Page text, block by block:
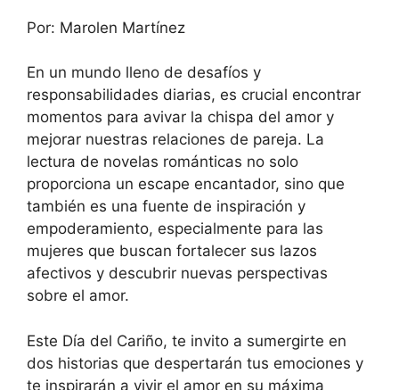
Por: Marolen Martínez
En un mundo lleno de desafíos y
responsabilidades diarias, es crucial encontrar
momentos para avivar la chispa del amor y
mejorar nuestras relaciones de pareja. La
lectura de novelas románticas no solo
proporciona un escape encantador, sino que
también es una fuente de inspiración y
empoderamiento, especialmente para las
mujeres que buscan fortalecer sus lazos
afectivos y descubrir nuevas perspectivas
sobre el amor.
Este Día del Cariño, te invito a sumergirte en
dos historias que despertarán tus emociones y
te inspirarán a vivir el amor en su máxima